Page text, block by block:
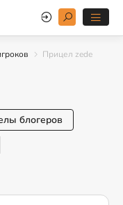
Прицел zede
блогеров